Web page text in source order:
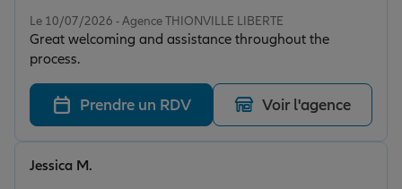
Le 10/07/2026 - Agence THIONVILLE LIBERTE
Great welcoming and assistance throughout the
process.
Prendre un RDV Voir l'agence
Jessica M.